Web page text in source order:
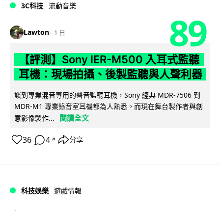
3C科技 流動音樂
Lawton 1 日 89
【評測】Sony IER-M500 入耳式監聽
耳機：現場拍攝、後製監聽與人聲利器
談到專業混音專用的聲音監聽耳機，Sony 經典 MDR-7506 到
MDR-M1 專業錄音室耳機都為人熟悉。而現在舞台製作者與創
意影像製作...
閱讀全文
36 4 ↗ 分享
科技娛樂 遊戲情報